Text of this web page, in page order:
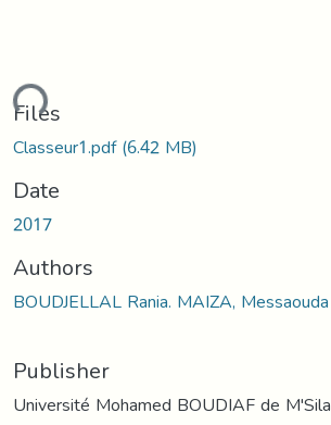
Files
Classeur1.pdf(6.42 MB)
Date
2017
Authors
BOUDJELLAL Rania. MAIZA, Messaouda
Publisher
Université Mohamed BOUDIAF de M'Sila